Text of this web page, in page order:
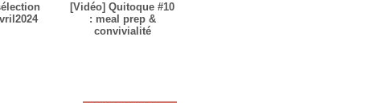
[Vidéo] Quitoque #10
: meal prep &
convivialité